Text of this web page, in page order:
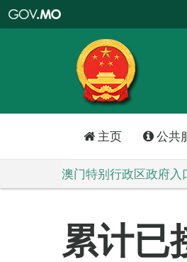
特
政
区
政
口
主页 公共
澳门特别行政区政府入
累计已